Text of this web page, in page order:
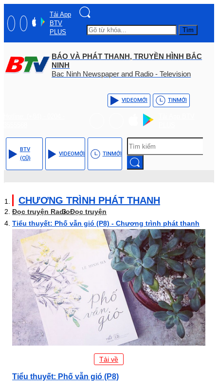
Tải App
BTV
PLUS
Tìm
BÁO VÀ PHÁT THANH, TRUYỀN HÌNH BẮC
NINH
Bac Ninh Newspaper and Radio - Television
VIDEOMỚI TINMỚI
BTV
(CŨ)
VIDEOMỚI TINMỚI
CHƯƠNG TRÌNH PHÁT THANH
Đọc truyện RadioĐọc truyện
Tiểu thuyết: Phố vẫn gió (P8) - Chương trình phát thanh
Tải về
Tiểu thuyết: Phố vẫn gió (P8)